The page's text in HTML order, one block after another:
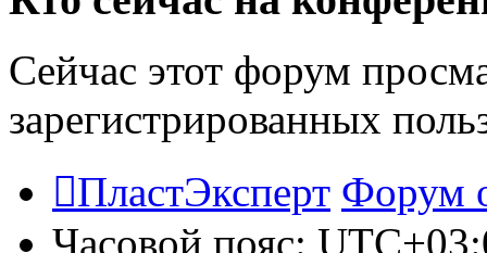
Сейчас этот форум
зарегистрированных
ПластЭксперт Форум
Часовой пояс: